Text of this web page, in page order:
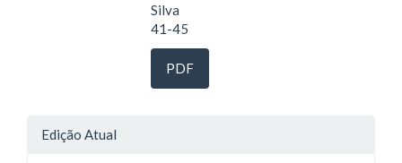
Silva
41-45
PDF
Edição Atual